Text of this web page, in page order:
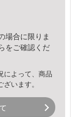
場合に限りま
をご確認くだ
によって、商品
います。